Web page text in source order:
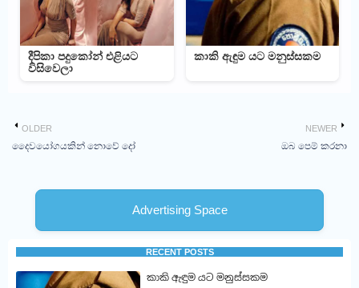
දීපිකා පදුකෝන් එළියට
විසිවෙලා
කාකි ඇඳුම යට මනුස්සකම
NEWER
ඔබ පෙම් කරනා
OLDER
දෛවයෝගයකින් නොවේ දෝ
Advertising Space
RECENT POSTS
කාකි ඇඳුම යට මනුස්සකම